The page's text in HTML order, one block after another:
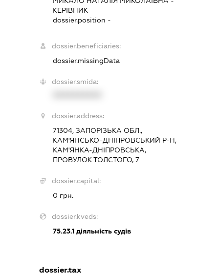
КЕРІВНИК
dossier.position -
dossier.beneficiaries:
dossier.missingData
dossier.smida:
dossier.address:
71304, ЗАПОРІЗЬКА ОБЛ.,
КАМ'ЯНСЬКО-ДНІПРОВСЬКИЙ Р-Н,
КАМ'ЯНКА-ДНІПРОВСЬКА,
ПРОВУЛОК ТОЛСТОГО, 7
dossier.capital:
0 грн.
dossier.kveds:
75.23.1 діяльність судів
dossier.tax